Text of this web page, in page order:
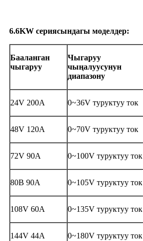
6.6KW сериясындагы моделдер:
Бааланган
чыгаруу
Чыгаруу
чыңалуусунун
диапазону
24V 200A 0~36V туруктуу ток
48V 120A 0~70V туруктуу ток
72V 90A 0~100V туруктуу ток
80В 90А 0~105V туруктуу ток
108V 60A 0~135V туруктуу ток
144V 44A 0~180V туруктуу ток